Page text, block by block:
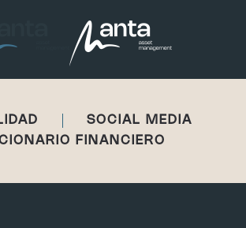
SOCIAL MEDIA
FINANCIERO